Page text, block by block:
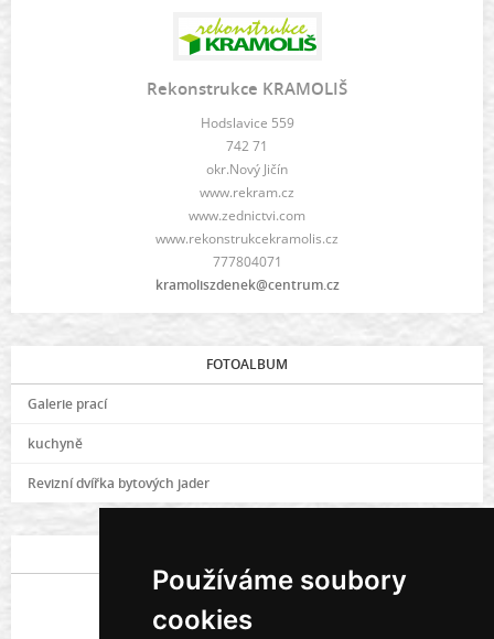
Používáme soubory
cookies
Rekonstrukce KRAMOLIŠ
Hodslavice 559
742 71
okr.Nový Jičín
www.rekram.cz
www.zednictvi.com
www.rekonstrukcekramolis.cz
777804071
kramoliszdenek@centrum.cz
FOTOALBUM
Galerie prací
kuchyně
Revizní dvířka bytových jader